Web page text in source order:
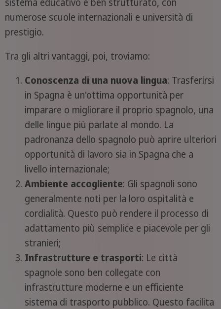
numerose scuole internazionali e università di
prestigio.
Tra gli altri vantaggi, poi, troviamo:
Conoscenza di una nuova lingua: Trasferirsi
in Spagna è un'ottima opportunità per
imparare o migliorare il proprio spagnolo, una
delle lingue più parlate al mondo. La
padronanza dello spagnolo può aprire ulteriori
opportunità di lavoro sia in Spagna che a
livello internazionale;
Ambiente accogliente: Gli spagnoli sono
generalmente noti per la loro ospitalità e
cordialità. Questo può rendere il processo di
adattamento più semplice e piacevole per gli
stranieri;
Infrastrutture e trasporti: Le città
spagnole sono ben collegate con
infrastrutture moderne e un efficiente
sistema di trasporto pubblico. Questo facilita